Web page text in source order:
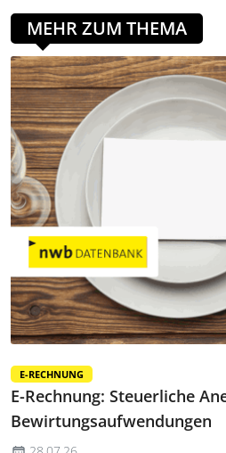
MEHR ZUM THEMA
E-RECHNUNG
E-Rechnung: Steuerliche
Bewirtungsaufwendungen